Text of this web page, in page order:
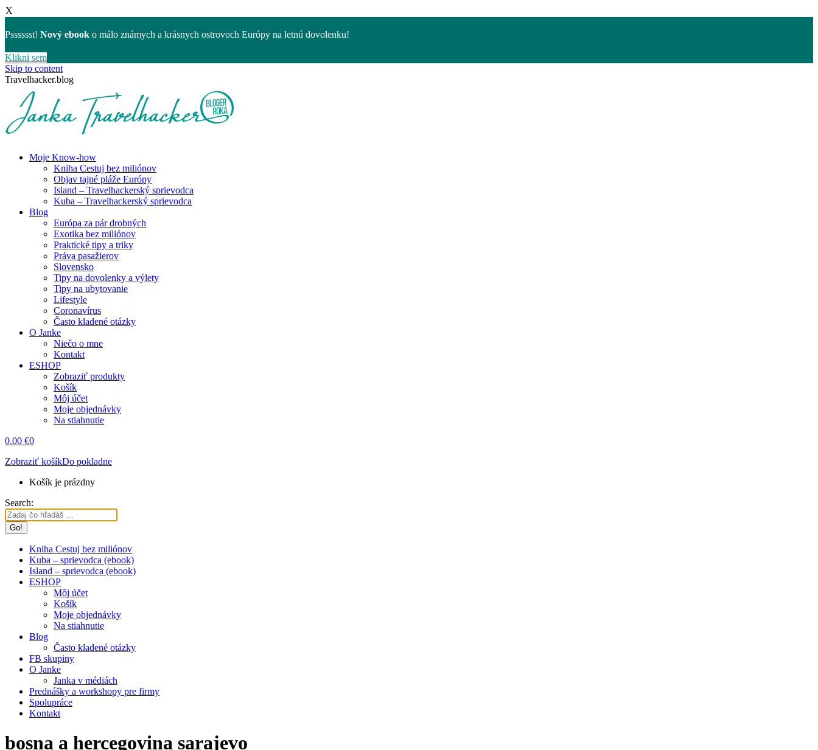
X
Psssssst! Nový ebook o málo známych a krásnych ostrovoch Európy na letnú dovolenku!
Klikni sem
Skip to content
Travelhacker.blog
Moje Know-how
Kniha Cestuj bez miliónov
Objav tajné pláže Európy
Island – Travelhackerský sprievodca
Kuba – Travelhackerský sprievodca
Blog
Európa za pár drobných
Exotika bez miliónov
Praktické tipy a triky
Práva pasažierov
Slovensko
Tipy na dovolenky a výlety
Tipy na ubytovanie
Lifestyle
Coronavírus
Často kladené otázky
O Janke
Niečo o mne
Kontakt
ESHOP
Zobraziť produkty
Košík
Môj účet
Moje objednávky
Na stiahnutie
0.00 €0
Zobraziť košíkDo pokladne
Košík je prázdny
Search:
Kniha Cestuj bez miliónov
Kuba – sprievodca (ebook)
Island – sprievodca (ebook)
ESHOP
Môj účet
Košík
Moje objednávky
Na stiahnutie
Blog
Často kladené otázky
FB skupiny
O Janke
Janka v médiách
Prednášky a workshopy pre firmy
Spolupráce
Kontakt
bosna a hercegovina sarajevo